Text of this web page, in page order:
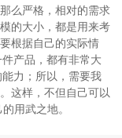
么严格，相对的需求
的大小，都是用来考
根据自己的实际情
产品，都有非常大
力；所以，需要我
这样，不但自己可以
用武之地。